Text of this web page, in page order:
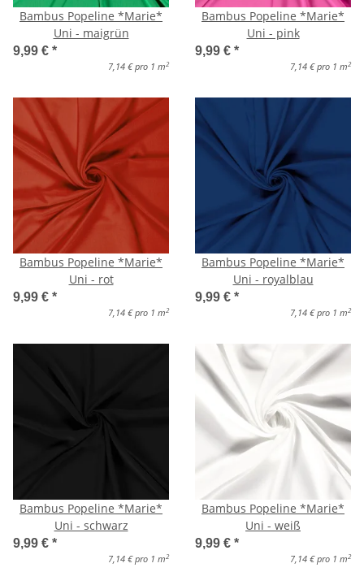
Bambus Popeline *Marie*
Uni - maigrün
9,99 € *
7,14 € pro 1 m 2
Bambus Popeline *Marie*
Uni - pink
9,99 € *
7,14 € pro 1 m 2
Bambus Popeline *Marie*
Uni - rot
9,99 € *
7,14 € pro 1 m 2
Bambus Popeline *Marie*
Uni - royalblau
9,99 € *
7,14 € pro 1 m 2
Bambus Popeline *Marie*
Uni - schwarz
9,99 € *
7,14 € pro 1 m 2
Bambus Popeline *Marie*
Uni - weiß
9,99 € *
7,14 € pro 1 m 2